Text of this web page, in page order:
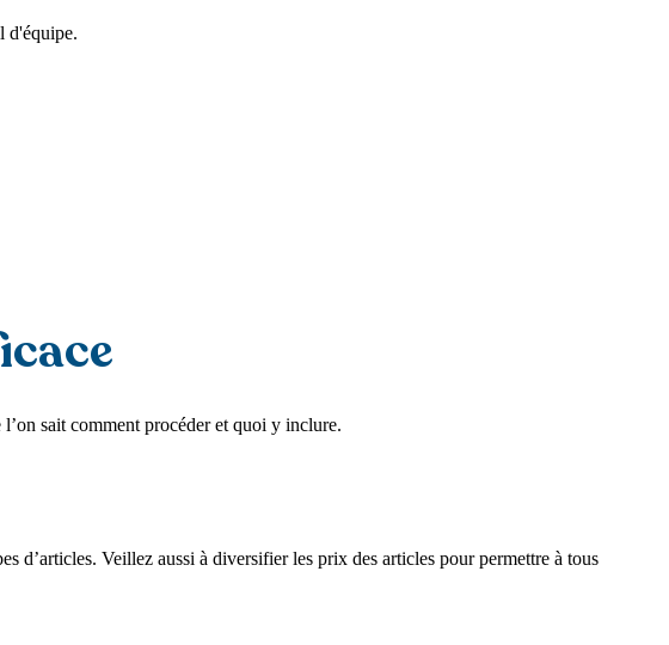
d'équipe.
sait comment procéder et quoi y inclure.
d’articles. Veillez aussi à diversifier les prix des articles pour permettre à tous